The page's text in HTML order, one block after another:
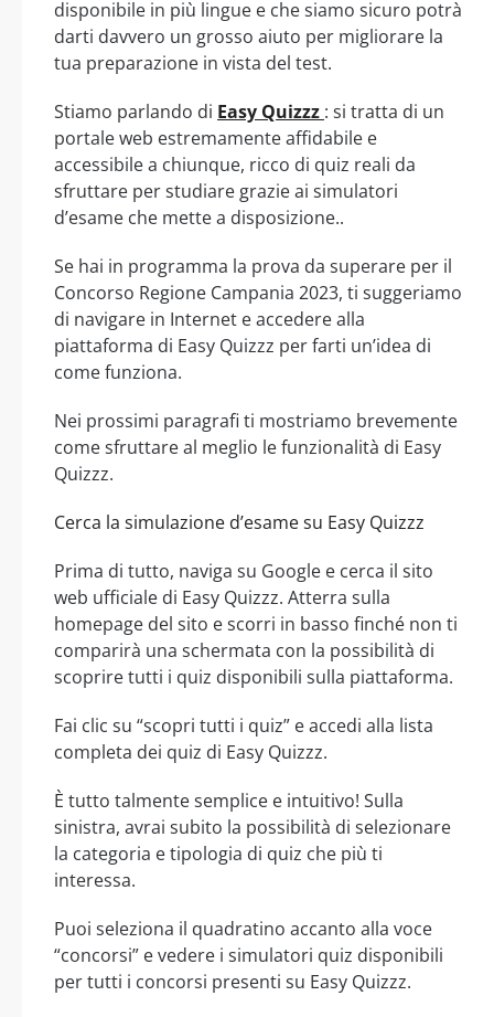
disponibile in più lingue e che siamo sicuro potrà
darti davvero un grosso aiuto per migliorare la
tua preparazione in vista del test.
Stiamo parlando di Easy Quizzz : si tratta di un
portale web estremamente affidabile e
accessibile a chiunque, ricco di quiz reali da
sfruttare per studiare grazie ai simulatori
d’esame che mette a disposizione..
Se hai in programma la prova da superare per il
Concorso Regione Campania 2023, ti suggeriamo
di navigare in Internet e accedere alla
piattaforma di Easy Quizzz per farti un’idea di
come funziona.
Nei prossimi paragrafi ti mostriamo brevemente
come sfruttare al meglio le funzionalità di Easy
Quizzz.
Cerca la simulazione d’esame su Easy Quizzz
Prima di tutto, naviga su Google e cerca il sito
web ufficiale di Easy Quizzz. Atterra sulla
homepage del sito e scorri in basso finché non ti
comparirà una schermata con la possibilità di
scoprire tutti i quiz disponibili sulla piattaforma.
Fai clic su “scopri tutti i quiz” e accedi alla lista
completa dei quiz di Easy Quizzz.
È tutto talmente semplice e intuitivo! Sulla
sinistra, avrai subito la possibilità di selezionare
la categoria e tipologia di quiz che più ti
interessa.
Puoi seleziona il quadratino accanto alla voce
“concorsi” e vedere i simulatori quiz disponibili
per tutti i concorsi presenti su Easy Quizzz.